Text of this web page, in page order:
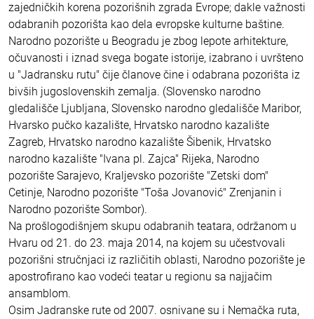
zajedničkih korena pozorišnih zgrada Evrope; dakle važnosti
odabranih pozorišta kao dela evropske kulturne baštine.
Narodno pozorište u Beogradu je zbog lepote arhitekture,
očuvanosti i iznad svega bogate istorije, izabrano i uvršteno
u "Jadransku rutu" čije članove čine i odabrana pozorišta iz
bivših jugoslovenskih zemalja. (Slovensko narodno
gledališče Ljubljana, Slovensko narodno gledališče Maribor,
Hvarsko pučko kazalište, Hrvatsko narodno kazalište
Zagreb, Hrvatsko narodno kazalište Šibenik, Hrvatsko
narodno kazalište "Ivana pl. Zajca" Rijeka, Narodno
pozorište Sarajevo, Kraljevsko pozorište "Zetski dom"
Cetinje, Narodno pozorište "Toša Jovanović" Zrenjanin i
Narodno pozorište Sombor).
Na prošlogodišnjem skupu odabranih teatara, održanom u
Hvaru od 21. do 23. maja 2014, na kojem su učestvovali
pozorišni stručnjaci iz različitih oblasti, Narodno pozorište je
apostrofirano kao vodeći teatar u regionu sa najjačim
ansamblom.
Osim Jadranske rute od 2007. osnivane su i Nemačka ruta,